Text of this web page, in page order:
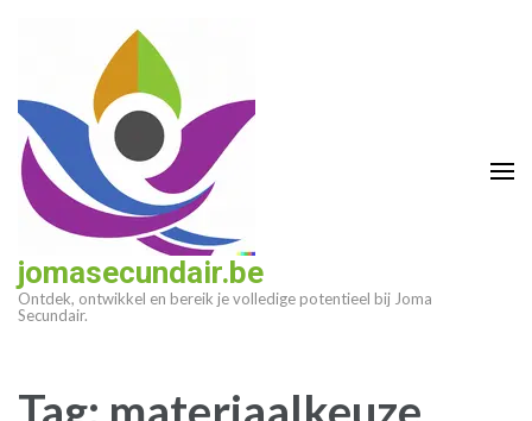
(druk
enter)
jomasecundair.be
Ontdek, ontwikkel en bereik je volledige potentieel bij Joma
Secundair.